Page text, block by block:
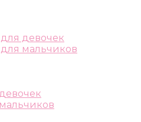
девочек
для мальчиков